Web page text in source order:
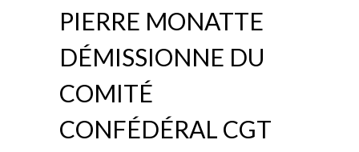
PIERRE MONATTE
DÉMISSIONNE DU
COMITÉ
CONFÉDÉRAL CGT